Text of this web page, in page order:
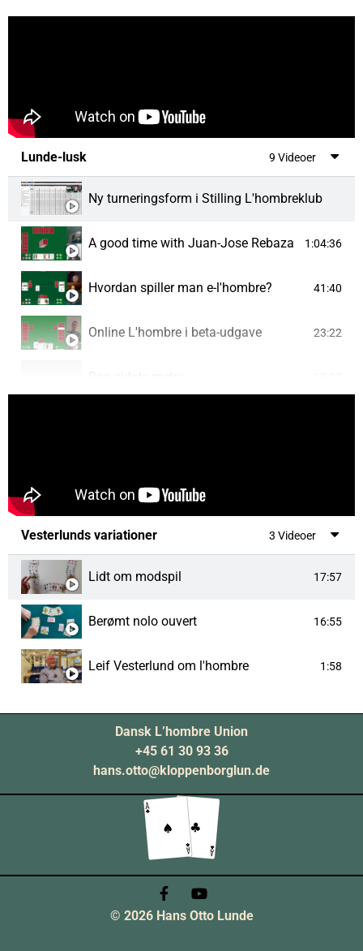
Lunde-lusk 9 Videoer
Ny turneringsform i Stilling L'hombreklub
A good time with Juan-Jose Rebaza 1:04:36
Hvordan spiller man e-l'hombre? 41:40
Online L'hombre i beta-udgave 23:22
Velkommen til L'hombre-kanalen 1:30
Vesterlunds variationer 3 Videoer
Lidt om modspil 17:57
Berømt nolo ouvert 16:55
Leif Vesterlund om l'hombre 1:58
Dansk L’hombre Union
+45 61 30 93 36
hans.otto@kloppenborglun.de
© 2026 Hans Otto Lunde